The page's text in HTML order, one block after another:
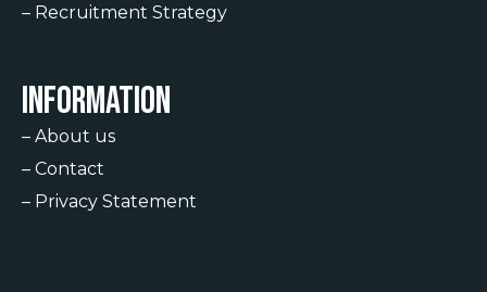
– Recruitment Strategy
Information
– About us
– Contact
– Privacy Statement